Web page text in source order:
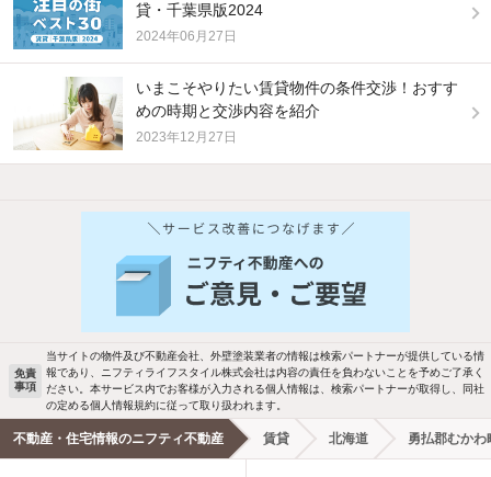
貸・千葉県版2024
2024年06月27日
いまこそやりたい賃貸物件の条件交渉！おすす
めの時期と交渉内容を紹介
2023年12月27日
他の人はこんな条件で絞り込んでいます！
バス・トイレ別 2階以上
駐車場あり ペット相談
洗濯機置場あり 独立洗面台
エアコンあり 都市ガス
免責
事項
当サイトの物件及び不動産会社、外壁塗装業者の情報は検索パートナーが提供している情
報であり、ニフティライフスタイル株式会社は内容の責任を負わないことを予めご了承く
ださい。本サービス内でお客様が入力される個人情報は、検索パートナーが取得し、同社
の定める個人情報規約に従って取り扱われます。
不動産・住宅情報のニフティ不動産 賃貸 北海道 勇払郡むかわ